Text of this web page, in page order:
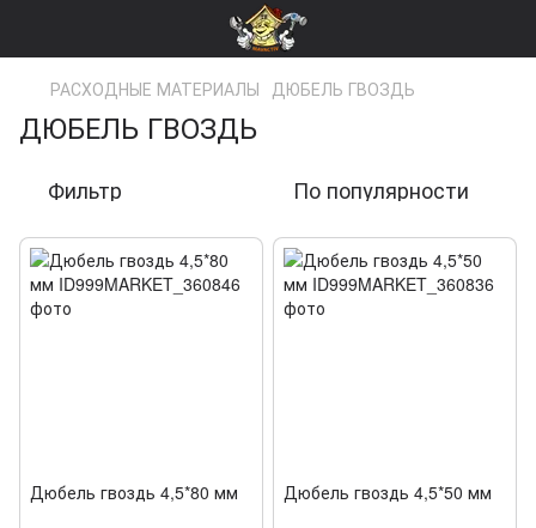
РАСХОДНЫЕ МАТЕРИАЛЫ ДЮБЕЛЬ ГВОЗДЬ
ДЮБЕЛЬ ГВОЗДЬ
Фильтр По популярности
Дюбель гвоздь 4,5*80 мм Дюбель гвоздь 4,5*50 мм